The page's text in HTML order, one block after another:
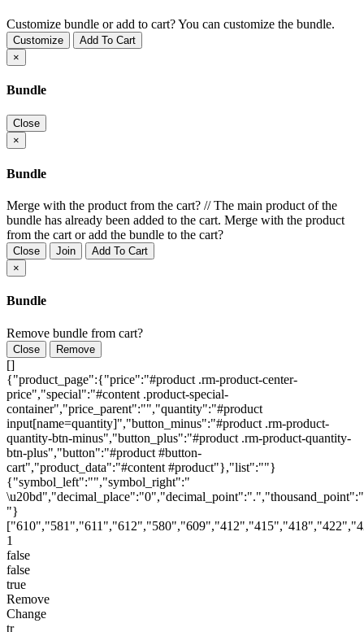
Customize bundle or add to cart?You can customize the bundle.
Customize
Add To Cart
×
Bundle
Close
×
Bundle
Merge with the product from the cart? //The main product of the
bundle has already been added to the cart. Merge with the product
from the cart or add the bundle to the cart?
Close Join
Add To Cart
×
Bundle
Remove bundle from cart?
Close Remove
[]
{"product_page":{"price":"#product .rm-product-center-
price","special":"#content .product-special-
container","price_parent":"","quantity":"#product
input[name=quantity]","button_minus":"#product .rm-product-
quantity-btn-minus","button_plus":"#product .rm-product-quantity-
btn-plus","button":"#product #button-
cart","product_data":"#content #product"},"list":""}
{"symbol_left":"","symbol_right":"
\u20bd","decimal_place":"0","decimal_point":".","thousand_point":"
"}
1
false
false
true
Remove
Change
tr